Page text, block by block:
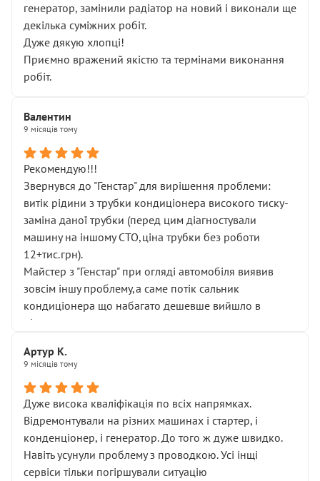
генератор, замінили радіатор на новий і виконали ще
декілька суміжних робіт.
Дуже дякую хлопці!
Приємно вражений якістю та термінами виконання
робіт.
Валентин
9 місяців тому
Рекомендую!!!
Звернувся до "Генстар" для вирішення проблеми:
витік рідини з трубки кондиціонера високого тиску-
заміна даної трубки (перед цим діагностували
машину на іншому СТО,ціна трубки без роботи
12+тис.грн).
Майстер з "Генстар" при огляді автомобіля виявив
зовсім іншу проблему,а саме потік сальник
кондиціонера що набагато дешевше вийшло в
підсумку.
Артур К.
9 місяців тому
Дуже висока кваліфікація по всіх напрямках.
Відремонтували на різних машинах і стартер, і
конденціонер, і генератор. До того ж дуже швидко.
Навіть усунули проблему з проводкою. Усі інщі
сервіси тільки погіршували ситуацію